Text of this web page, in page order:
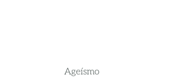
Ageísmo